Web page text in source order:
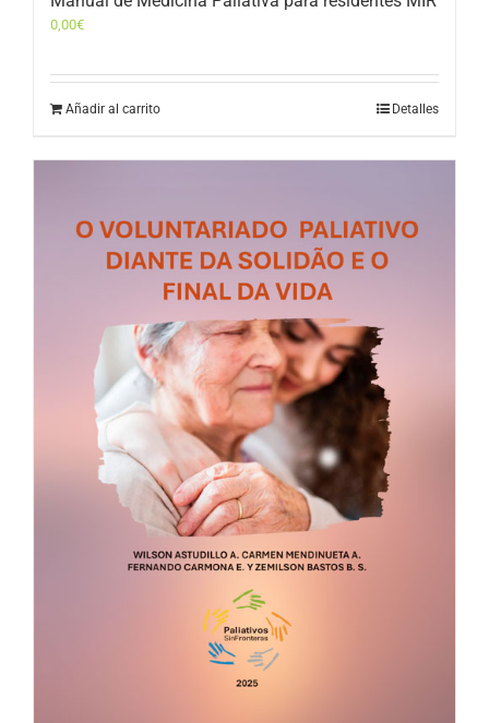
0,00€
Añadir al carrito Detalles